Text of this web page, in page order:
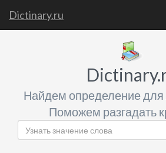
Dictinary.ru
Найдем определение для
Поможем разгадать